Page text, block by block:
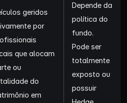
geridos
por
que alocam
ou
do
em
Depende da
política do
fundo.
Pode ser
totalmente
exposto ou
possuir